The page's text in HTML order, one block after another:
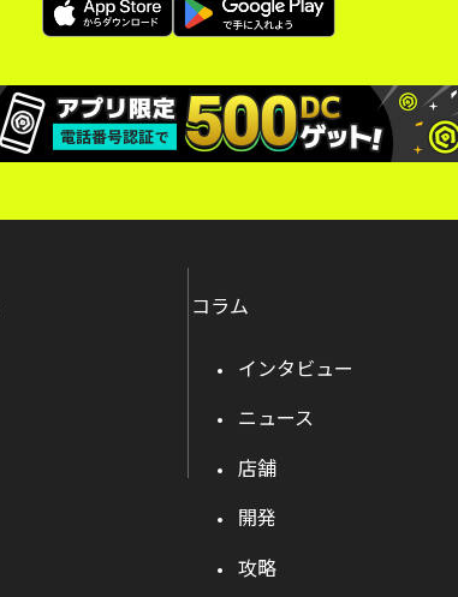
コラム
インタビュー
ニュース
店舗
開発
攻略